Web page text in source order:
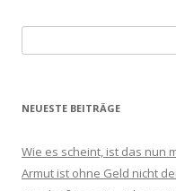
nach:
NEUESTE BEITRÄGE
Wie es scheint, ist das nun
Armut ist ohne Geld nicht